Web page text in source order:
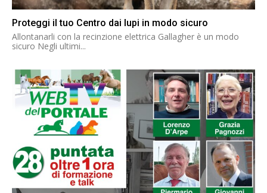
Proteggi il tuo Centro dai lupi in modo sicuro
Allontanarli con la recinzione elettrica Gallagher è un modo
sicuro Negli ultimi...